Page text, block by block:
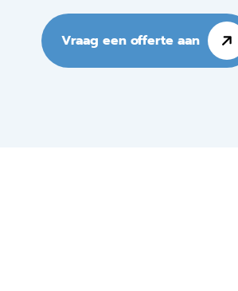
Vraag een offerte aan